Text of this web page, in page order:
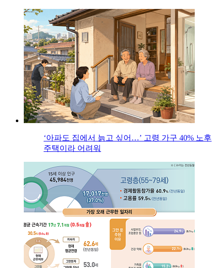
‘아파도 집에서 늙고 싶어…’ 고령 가구 40% 노후
주택이라 어려워